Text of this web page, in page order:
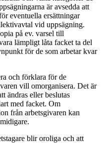
är avsedda att
eventuella ersättningar
vid uppsägning.
på ev. varsel till
lämpligt låta facket ta del
för de som arbetar kvar
och förklara för de
vill omorganisera. Det är
ändras eller beslutas
med facket. Om
från arbetsgivaren kan
blir oroliga och att